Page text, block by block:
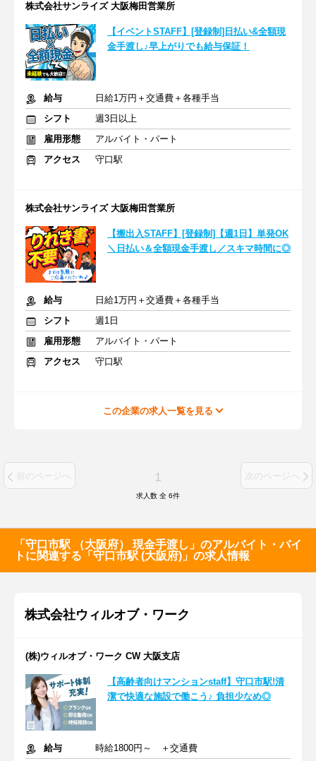
株式会社サンライズ 大阪梅田営業所
【イベントSTAFF】[登録制]日払い&全額現
金手渡し♪早上がりでも給与保証！
給与
日給1万円＋交通費＋各種手当
シフト
週3日以上
雇用形態
アルバイト・パート
アクセス
守口駅
株式会社サンライズ 大阪梅田営業所
【搬出入STAFF】[登録制]【週1日】単発OK
＼日払い＆全額現金手渡し／スキマ時間に◎
給与
日給1万円＋交通費＋各種手当
シフト
週1日
雇用形態
アルバイト・パート
アクセス
守口駅
この企業の求人一覧を見る
前のページへ 1 次のページへ
求人数 全 6件
「守口市駅 （大阪府） 現金手渡し」のアルバイト・バイ
トに関連する「守口市駅 (大阪府)」の求人情報
株式会社ウィルオブ・ワーク
(株)ウィルオブ・ワーク CW 大阪支店
【高齢者向けマンションstaff】守口市駅!清
潔で快適な施設で働こう♪ 負担少なめ◎
給与 時給1800円～ ＋交通費